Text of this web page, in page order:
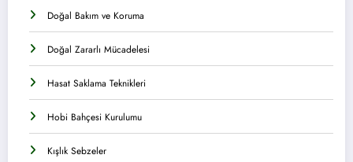
Doğal Bakım ve Koruma
Doğal Zararlı Mücadelesi
Hasat Saklama Teknikleri
Hobi Bahçesi Kurulumu
Kışlık Sebzeler